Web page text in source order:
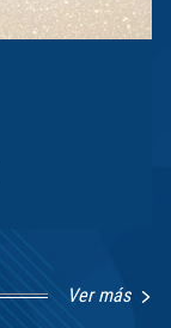
Ver más